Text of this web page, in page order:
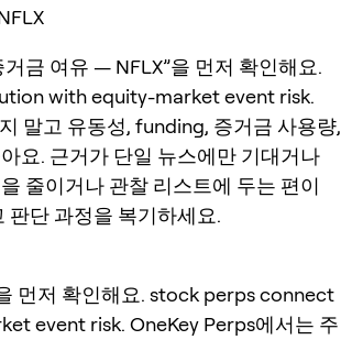
금 여유 — NFLX”을 먼저 확인해요.
with equity-market event risk.
말고 유동성, funding, 증거금 사용량,
요. 근거가 단일 뉴스에만 기대거나
줄이거나 관찰 리스트에 두는 편이
판단 과정을 복기하세요.
먼저 확인해요. stock perps connect
event risk. OneKey Perps에서는 주